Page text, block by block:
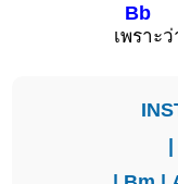
เพ
Bb
ราะ
|